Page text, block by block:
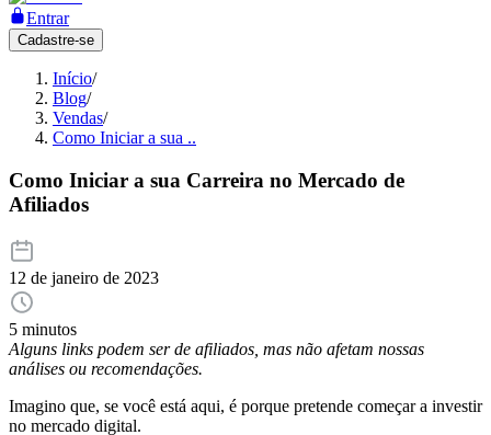
Entrar
Cadastre-se
Início/
Blog/
Vendas/
Como Iniciar a sua ..
Como Iniciar a sua Carreira no Mercado de
Afiliados
12 de janeiro de 2023
5 minutos
Alguns links podem ser de afiliados, mas não afetam nossas
análises ou recomendações.
Imagino que, se você está aqui, é porque pretende começar a investir
no mercado digital.